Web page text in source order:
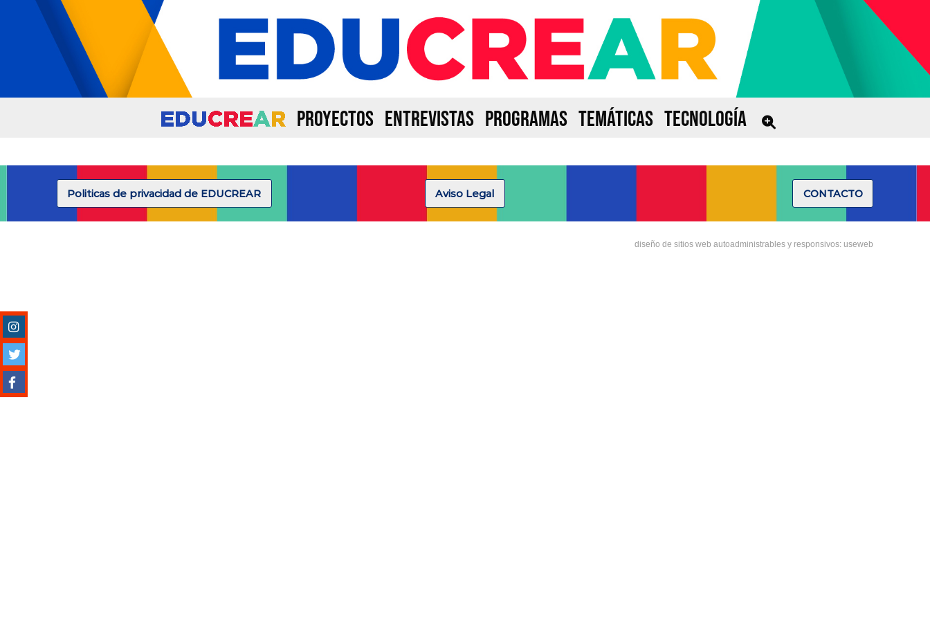
PROYECTOS ENTREVISTAS PROGRAMAS TEMÁTICAS TECNOLOGÍA
Politicas de privacidad de EDUCREAR Aviso Legal CONTACTO
diseño de sitios web autoadministrables y responsivos: useweb